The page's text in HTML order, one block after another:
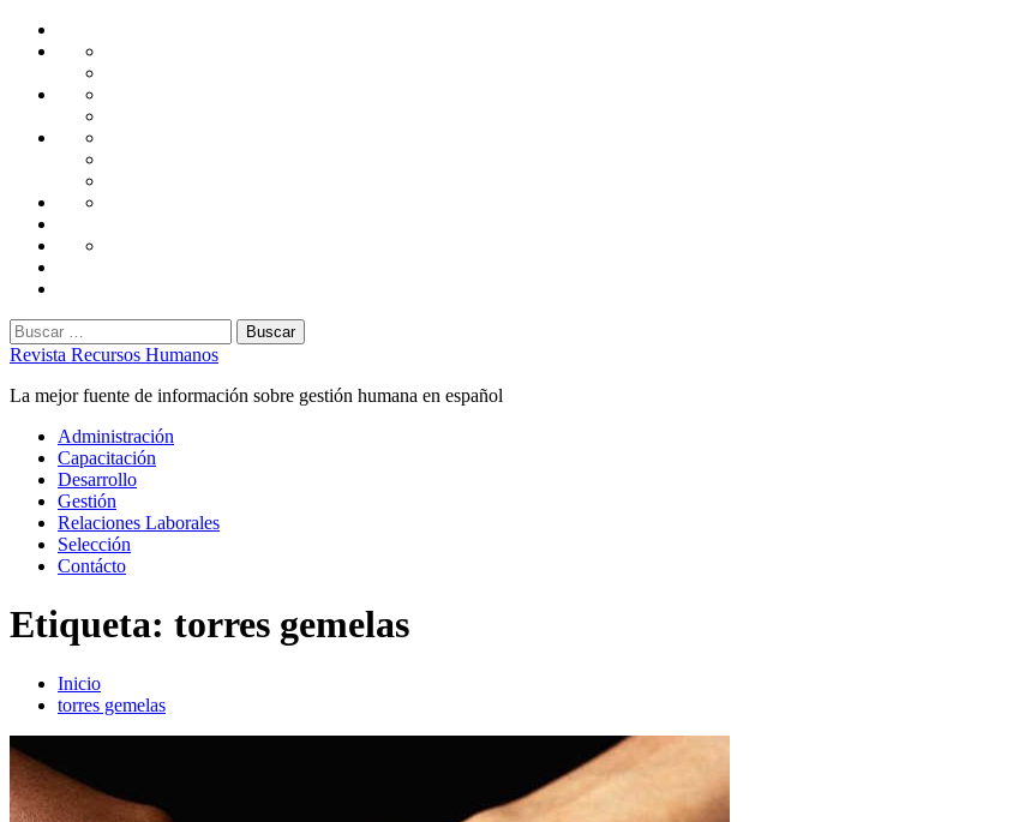
Saltar
Administración
Capacitación
Desarrollo
Gestión
Laborales
Selección
Buscar:
Revista Recursos Humanos
La mejor fuente de información sobre gestión humana en español
Menú
principal
Administración
Capacitación
Desarrollo
Gestión
Relaciones Laborales
Selección
Contácto
Etiqueta: torres gemelas
Inicio
torres gemelas